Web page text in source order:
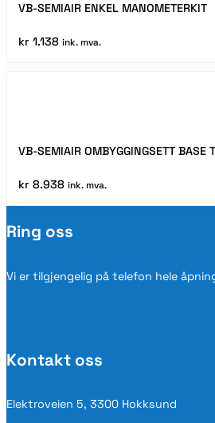
VB-SEMIAIR ENKEL MANOMETERKIT
kr 1.138 ink. mva.
VB-SEMIAIR OMBYGGINGSETT BASE
kr 8.938 ink. mva.
Ring oss
Vi er tilgjengelig på telefon hele
Kontakt oss
Elektroveien 5, 3300 Hokksund